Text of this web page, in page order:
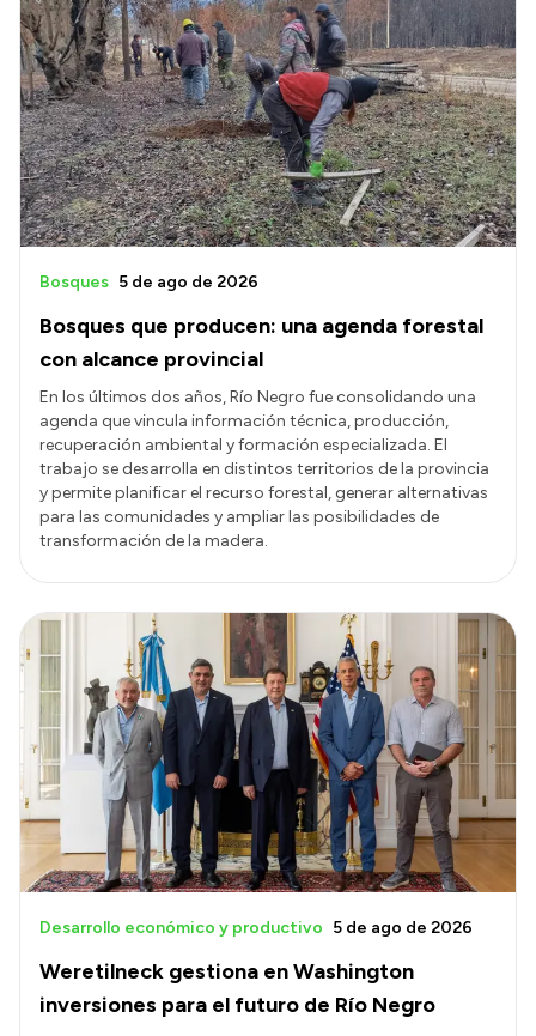
Bosques que producen: una agenda forestal
con alcance provincial
Bosques 5 de ago de 2026
En los últimos dos años, Río Negro fue consolidando una
agenda que vincula información técnica, producción,
recuperación ambiental y formación especializada. El
trabajo se desarrolla en distintos territorios de la provincia
y permite planificar el recurso forestal, generar alternativas
para las comunidades y ampliar las posibilidades de
transformación de la madera.
Weretilneck gestiona en Washington
inversiones para el futuro de Río Negro
Desarrollo económico y productivo 5 de ago de 2026